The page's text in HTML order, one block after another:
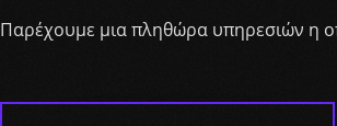
Παρέχουμε μια πληθώρα υπηρεσιών η